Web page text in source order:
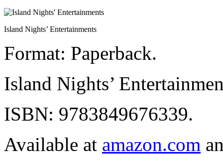
Island Nights’ Entertainments
Format: Paperback.
Island Nights’
ISBN: 9783849676339.
Available at amazon.com